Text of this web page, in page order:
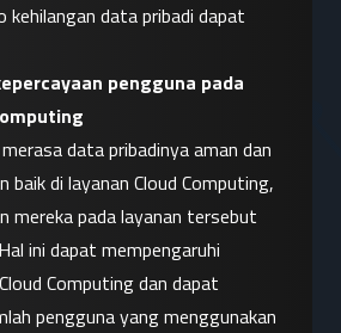
kehilangan data pribadi dapat
pengguna pada
data pribadinya aman dan
baik di layanan Cloud Computing,
mereka pada layanan tersebut
ini dapat mempengaruhi
Computing dan dapat
pengguna yang menggunakan